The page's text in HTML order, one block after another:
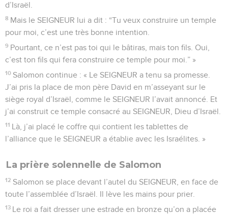
d’Israël.
8 Mais le SEIGNEUR lui a dit : “Tu veux construire un temple
pour moi, c’est une très bonne intention.
9 Pourtant, ce n’est pas toi qui le bâtiras, mais ton fils. Oui,
c’est ton fils qui fera construire ce temple pour moi.” »
10 Salomon continue : « Le SEIGNEUR a tenu sa promesse.
J’ai pris la place de mon père David en m’asseyant sur le
siège royal d’Israël, comme le SEIGNEUR l’avait annoncé. Et
j’ai construit ce temple consacré au SEIGNEUR, Dieu d’Israël.
11 Là, j’ai placé le coffre qui contient les tablettes de
l’alliance que le SEIGNEUR a établie avec les Israélites. »
La prière solennelle de Salomon
12 Salomon se place devant l’autel du SEIGNEUR, en face de
toute l’assemblée d’Israël. Il lève les mains pour prier.
13 Le roi a fait dresser une estrade en bronze qu’on a placée